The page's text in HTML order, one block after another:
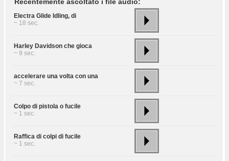
Recentemente ascoltato i file audio:
Electra Glide Idling, di
~ 18 sec.
Harley Davidson che gioca
~ 9 sec.
accelerare una volta con una
~ 7 sec.
Colpo di pistola o fucile
~ 1 sec.
Raffica di colpi di fucile
~ 1 sec.